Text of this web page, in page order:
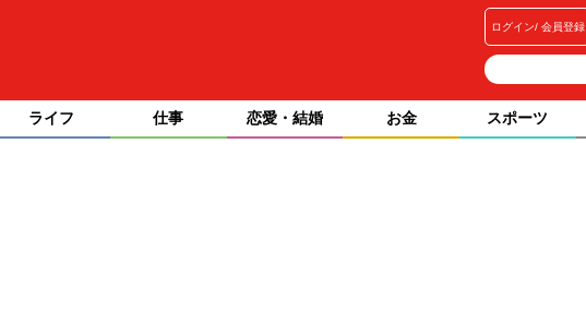
ログイン 会員登録
ライフ 仕事 恋愛・結婚 お金 スポーツ